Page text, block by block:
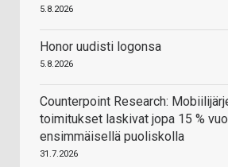
5.8.2026
Honor uudisti logonsa
5.8.2026
Counterpoint Research:
toimitukset laskivat jopa 15 %
ensimmäisellä puoliskolla
31.7.2026